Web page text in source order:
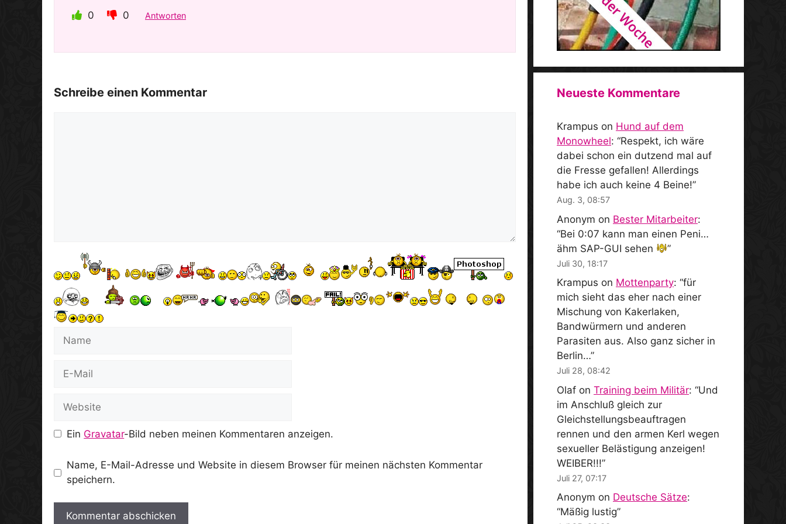
0 0 Antworten
Schreibe einen Kommentar
Mail
Ein Gravatar-Bild neben meinen Kommentaren anzeigen.
Name, E-Mail-Adresse und Website in diesem Browser für meinen nächsten Kommentar
speichern.
Neueste Kommentare
Krampus on Hund auf dem
Monowheel: “Respekt, ich wäre
dabei schon ein dutzend mal auf
die Fresse gefallen! Allerdings
habe ich auch keine 4 Beine!”
Aug. 3, 08:57
Anonym on Bester Mitarbeiter:
“Bei 0:07 kann man einen Peni…
ähm SAP-GUI sehen
”
Juli 30, 18:17
Krampus on Mottenparty: “für
mich sieht das eher nach einer
Mischung von Kakerlaken,
Bandwürmern und anderen
Parasiten aus. Also ganz sicher in
Berlin…”
Juli 28, 08:42
Olaf on Training beim Militär: “Und
im Anschluß gleich zur
Gleichstellungsbeauftragen
rennen und den armen Kerl wegen
sexueller Belästigung anzeigen!
WEIBER!!!”
Juli 27, 07:17
Anonym on Deutsche Sätze:
“Mäßig lustig”